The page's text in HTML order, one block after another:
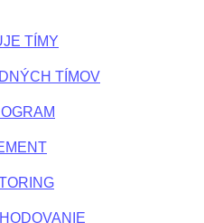
TÍMY
TÍMOV